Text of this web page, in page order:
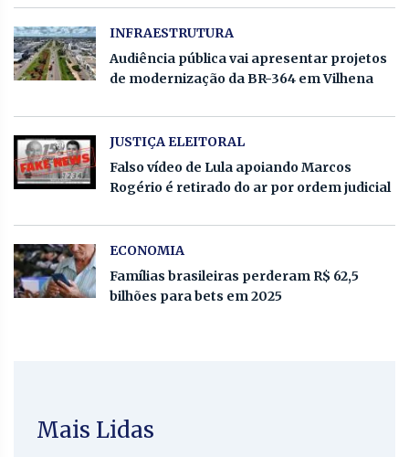
INFRAESTRUTURA
Audiência pública vai apresentar projetos
de modernização da BR-364 em Vilhena
JUSTIÇA ELEITORAL
Falso vídeo de Lula apoiando Marcos
Rogério é retirado do ar por ordem judicial
ECONOMIA
Famílias brasileiras perderam R$ 62,5
bilhões para bets em 2025
Mais Lidas